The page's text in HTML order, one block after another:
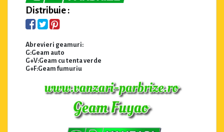
Distribuie :
Abrevieri geamuri:
G:Geam auto
G+V:Geam cu tenta verde
G+F:Geam fumuriu